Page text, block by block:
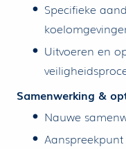
Specifieke
Uitvoeren en
Samenwerking &
Nauwe